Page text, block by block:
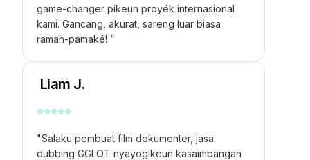
game-changer pikeun proyék internasional
kami. Gancang, akurat, sareng luar biasa
ramah-pamaké! ”
Liam J.
⭐⭐⭐⭐⭐
"Salaku pembuat film dokumenter, jasa
dubbing GGLOT nyayogikeun kasaimbangan